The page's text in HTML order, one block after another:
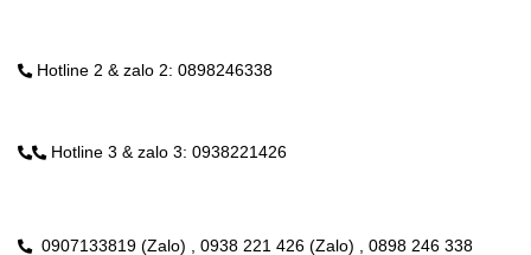
Hotline 2 & zalo 2: 0898246338
Hotline 3 & zalo 3: 0938221426
0907133819 (Zalo) , 0938 221 426 (Zalo) , 0898 246 338